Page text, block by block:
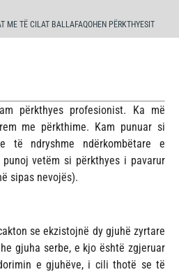
ME TË CILAT BALLAFAQOHEN PËRKTHYESIT
përkthyes profesionist. Ka më
me përkthime. Kam punuar si
të ndryshme ndërkombëtare e
vetëm si përkthyes i pavarur
sipas nevojës).
se ekzistojnë dy gjuhë zyrtare
gjuha serbe, e kjo është zgjeruar
e gjuhëve, i cili thotë se të